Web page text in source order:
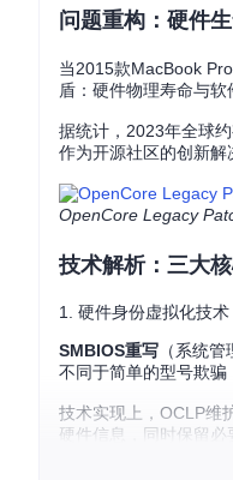
问题重构：硬件
当2015款MacBook
盾：硬件物理寿命与
据统计，2023年全球
作为开源社区的创新解
OpenCore Legacy
技术解析：三大
1. 硬件身份虚拟化技术
SMBIOS重写 （系统
不同于简单的型号欺骗
技术实现上，OCLP维
硬件信息，同时保留必